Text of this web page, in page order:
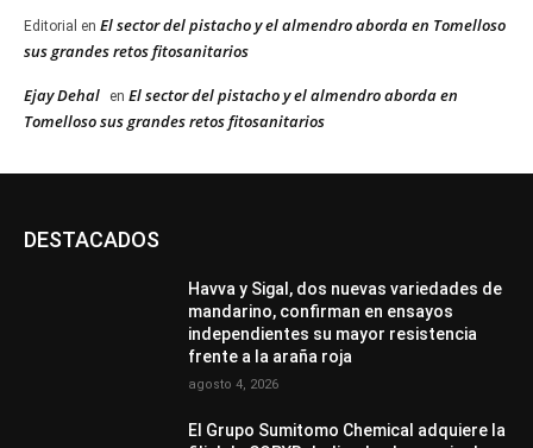
Editorial en El sector del pistacho y el almendro aborda en Tomelloso
sus grandes retos fitosanitarios
Ejay Dehal en El sector del pistacho y el almendro aborda en
Tomelloso sus grandes retos fitosanitarios
DESTACADOS
Havva y Sigal, dos nuevas variedades de
mandarino, confirman en ensayos
independientes su mayor resistencia
frente a la araña roja
agosto 4, 2026
El Grupo Sumitomo Chemical adquiere la